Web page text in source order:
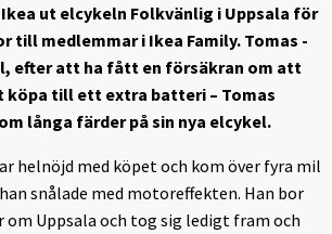
Ikea ut elcykeln Folkvänlig i Uppsala för
till medlemmar i Ikea Family. Tomas
efter att ha fått en försäkran om att
köpa till ett extra batteri – Tomas
långa färder på sin nya elcykel.
helnöjd med köpet och kom över fyra mil
snålade med motoreffekten. Han bor
om Uppsala och tog sig ledigt fram och